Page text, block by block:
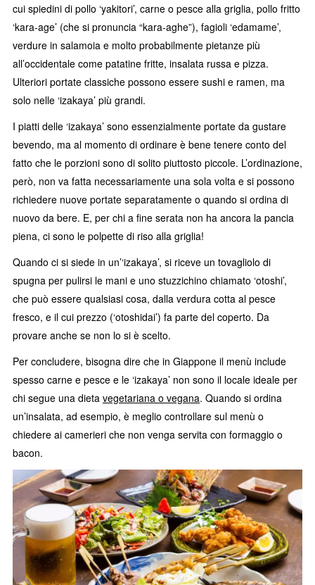
cui spiedini di pollo ‘yakitori’, carne o pesce alla griglia, pollo fritto
‘kara-age’ (che si pronuncia “kara-aghe”), fagioli ‘edamame’,
verdure in salamoia e molto probabilmente pietanze più
all’occidentale come patatine fritte, insalata russa e pizza.
Ulteriori portate classiche possono essere sushi e ramen, ma
solo nelle ‘izakaya’ più grandi.
I piatti delle ‘izakaya’ sono essenzialmente portate da gustare
bevendo, ma al momento di ordinare è bene tenere conto del
fatto che le porzioni sono di solito piuttosto piccole. L’ordinazione,
però, non va fatta necessariamente una sola volta e si possono
richiedere nuove portate separatamente o quando si ordina di
nuovo da bere. E, per chi a fine serata non ha ancora la pancia
piena, ci sono le polpette di riso alla griglia!
Quando ci si siede in un’‘izakaya’, si riceve un tovagliolo di
spugna per pulirsi le mani e uno stuzzichino chiamato ‘otoshi’,
che può essere qualsiasi cosa, dalla verdura cotta al pesce
fresco, e il cui prezzo (‘otoshidai’) fa parte del coperto. Da
provare anche se non lo si è scelto.
Per concludere, bisogna dire che in Giappone il menù include
spesso carne e pesce e le ‘izakaya’ non sono il locale ideale per
chi segue una dieta vegetariana o vegana. Quando si ordina
un’insalata, ad esempio, è meglio controllare sul menù o
chiedere ai camerieri che non venga servita con formaggio o
bacon.